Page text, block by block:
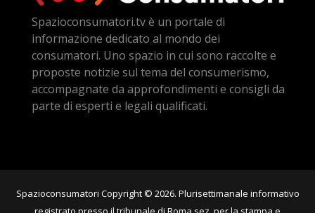
Spazioconsumatori.tv è un portale di
informazione dedicato al mondo dei
consumatori. Uno spazio in cui sono raccolte e
proposte notizie sul tema del consumerismo,
accompagnate da approfondimenti e consigli da
parte di esperti e legali qualificati.
Spazioconsumatori Copyright © 2026. Plurisettimanale informativo